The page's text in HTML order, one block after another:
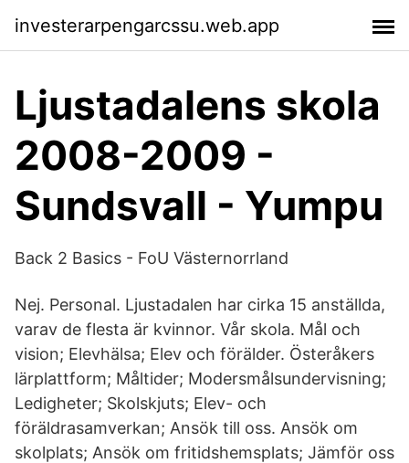
investerarpengarcssu.web.app
Ljustadalens skola
2008-2009 -
Sundsvall - Yumpu
Back 2 Basics - FoU Västernorrland
Nej. Personal. Ljustadalen har cirka 15 anställda,
varav de flesta är kvinnor. Vår skola. Mål och
vision; Elevhälsa; Elev och förälder. Österåkers
lärplattform; Måltider; Modersmålsundervisning;
Ledigheter; Skolskjuts; Elev- och
föräldrasamverkan; Ansök till oss. Ansök om
skolplats; Ansök om fritidshemsplats; Jämför oss